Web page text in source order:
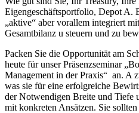
Eigengeschäftsportfolio, Depot A.
„aktive“ aber vorallem integriert
Gesamtbilanz u steuern und zu
Packen Sie die Opportunität am
heute für unser Präsenzseminar
Management in der Praxis“ an. A
was sie für eine erfolgreiche
der Notwendigen Breite und Tiefe
mit konkreten Ansätzen. Sie